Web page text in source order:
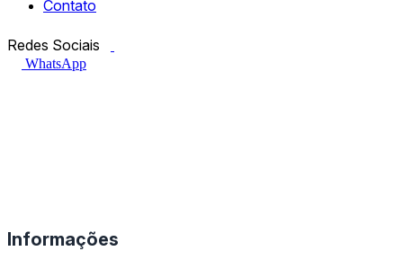
Contato
Redes Sociais
WhatsApp
Informações